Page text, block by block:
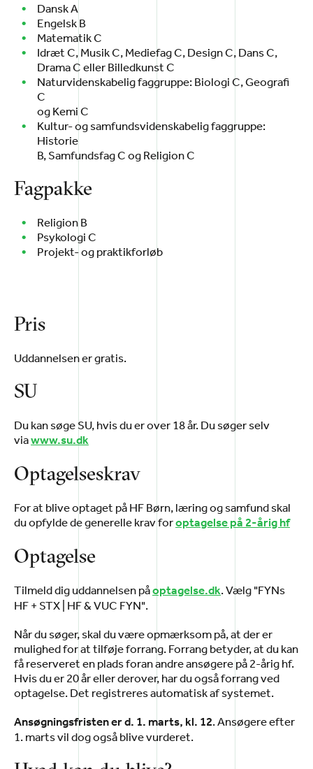
Dansk A
Engelsk B
Matematik C
Idræt C, Musik C, Mediefag C, Design C, Dans C,
Drama C eller Billedkunst C
Naturvidenskabelig faggruppe: Biologi C, Geografi
C
og Kemi C
Kultur- og samfundsvidenskabelig faggruppe:
Historie
B, Samfundsfag C og Religion C
Fagpakke
Religion B
Psykologi C
Projekt- og praktikforløb
Pris
Uddannelsen er gratis.
SU
Du kan søge SU, hvis du er over 18 år. Du søger selv
viawww.su.dk
Optagelseskrav
For at blive optaget på HF Børn, læring og samfund skal
du opfylde de generelle krav foroptagelse på 2-årig hf
Optagelse
Tilmeld dig uddannelsen påoptagelse.dk. Vælg "FYNs
HF + STX | HF & VUC FYN".
Når du søger, skal du være opmærksom på, at der er
mulighed for at tilføje forrang. Forrang betyder, at du kan
få reserveret en plads foran andre ansøgere på 2-årig hf.
Hvis du er 20 år eller derover, har du også forrang ved
optagelse. Det registreres automatisk af systemet.
Ansøgningsfristen er d. 1. marts, kl. 12.Ansøgere efter
1. marts vil dog også blive vurderet.